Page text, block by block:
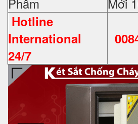
Hotline
International
24/7